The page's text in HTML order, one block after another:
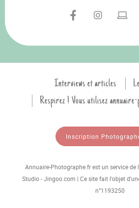
Interviews et articles
Respirez ! Vous utilisez
Inscription
Annuaire-Photographe.fr est un service de
Studio - Jingoo.com | Ce site fait l'objet
n°1193250